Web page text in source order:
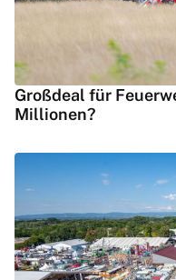
Großdeal für
Millionen?